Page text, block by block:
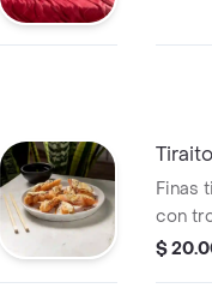
Finas
con
$